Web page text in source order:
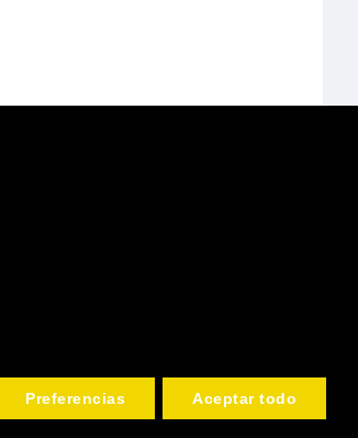
Preferencias Aceptar todo